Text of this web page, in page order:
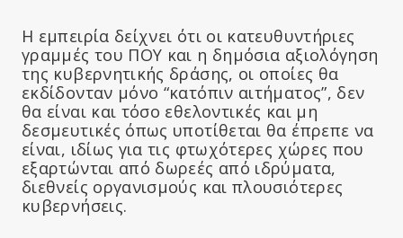
Η εμπειρία δείχνει ότι οι κατευθυντήριες
γραμμές του ΠΟΥ και η δημόσια αξιολόγηση
της κυβερνητικής δράσης, οι οποίες θα
εκδίδονταν μόνο “κατόπιν αιτήματος”, δεν
θα είναι και τόσο εθελοντικές και μη
δεσμευτικές όπως υποτίθεται θα έπρεπε να
είναι, ιδίως για τις φτωχότερες χώρες που
εξαρτώνται από δωρεές από ιδρύματα,
διεθνείς οργανισμούς και πλουσιότερες
κυβερνήσεις.